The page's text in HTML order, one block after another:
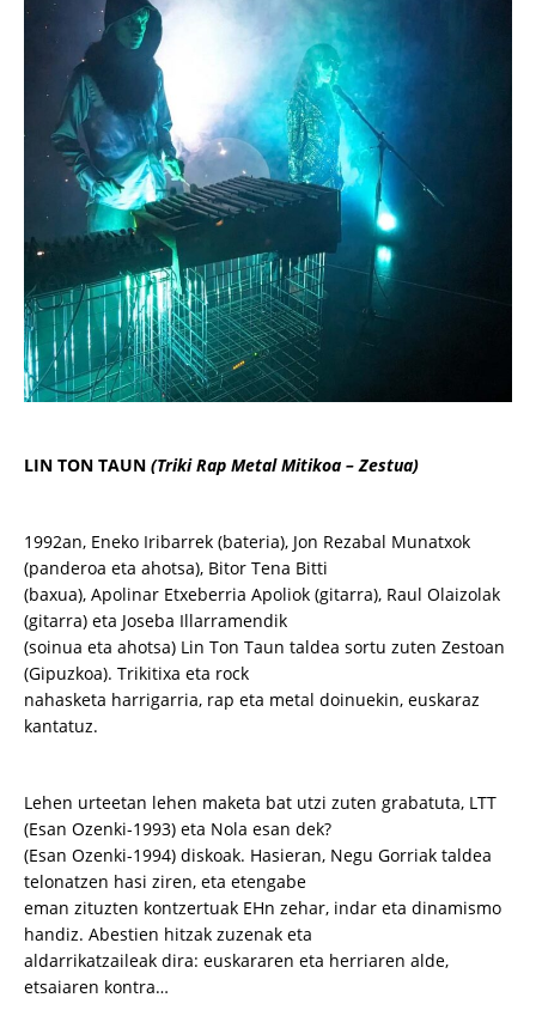
LIN TON TAUN (Triki Rap Metal Mitikoa – Zestua)
1992an, Eneko Iribarrek (bateria), Jon Rezabal Munatxok
(panderoa eta ahotsa), Bitor Tena Bitti
(baxua), Apolinar Etxeberria Apoliok (gitarra), Raul Olaizolak
(gitarra) eta Joseba Illarramendik
(soinua eta ahotsa) Lin Ton Taun taldea sortu zuten Zestoan
(Gipuzkoa). Trikitixa eta rock
nahasketa harrigarria, rap eta metal doinuekin, euskaraz
kantatuz.
Lehen urteetan lehen maketa bat utzi zuten grabatuta, LTT
(Esan Ozenki-1993) eta Nola esan dek?
(Esan Ozenki-1994) diskoak. Hasieran, Negu Gorriak taldea
telonatzen hasi ziren, eta etengabe
eman zituzten kontzertuak EHn zehar, indar eta dinamismo
handiz. Abestien hitzak zuzenak eta
aldarrikatzaileak dira: euskararen eta herriaren alde,
etsaiaren kontra…